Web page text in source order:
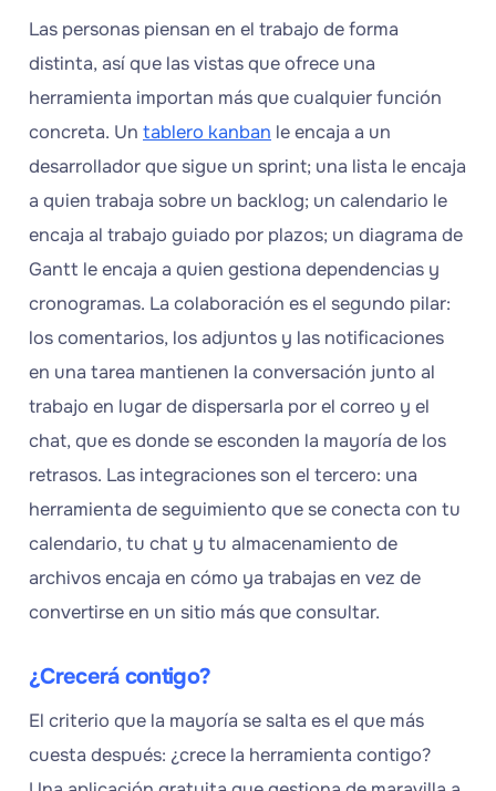
Las personas piensan en el trabajo de forma
distinta, así que las vistas que ofrece una
herramienta importan más que cualquier función
concreta. Un tablero kanban le encaja a un
desarrollador que sigue un sprint; una lista le encaja
a quien trabaja sobre un backlog; un calendario le
encaja al trabajo guiado por plazos; un diagrama de
Gantt le encaja a quien gestiona dependencias y
cronogramas. La colaboración es el segundo pilar:
los comentarios, los adjuntos y las notificaciones
en una tarea mantienen la conversación junto al
trabajo en lugar de dispersarla por el correo y el
chat, que es donde se esconden la mayoría de los
retrasos. Las integraciones son el tercero: una
herramienta de seguimiento que se conecta con tu
calendario, tu chat y tu almacenamiento de
archivos encaja en cómo ya trabajas en vez de
convertirse en un sitio más que consultar.
¿Crecerá contigo?
El criterio que la mayoría se salta es el que más
cuesta después: ¿crece la herramienta contigo?